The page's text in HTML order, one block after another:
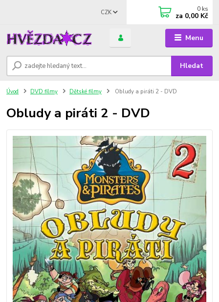
Menu
CZK
Hledat
0 ks
za 0,00 Kč
Úvod DVD filmy Dětské filmy Obludy a piráti 2 - DVD
Obludy a piráti 2 - DVD